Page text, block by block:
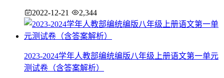
2022-12-21 2,344
2023-2024学年人教部编统编版八年级上册语文第一单元
测试卷（含答案解析）